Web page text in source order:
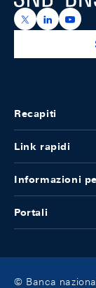
https://https://
Recapiti
Link rapidi
Informazioni
Portali
© Banca